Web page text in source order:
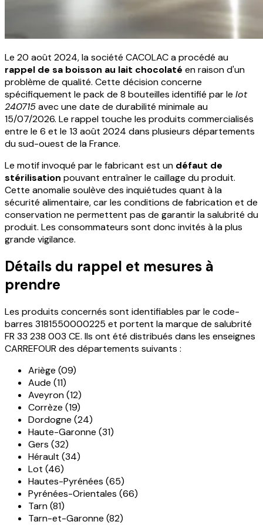
Le 20 août 2024, la société CACOLAC a procédé au
rappel de sa boisson au lait chocolaté en raison d'un
problème de qualité. Cette décision concerne
spécifiquement le pack de 8 bouteilles identifié par le lot
240715avec une date de durabilité minimale au
15/07/2026. Le rappel touche les produits commercialisés
entre le 6 et le 13 août 2024 dans plusieurs départements
du sud-ouest de la France.
Le motif invoqué par le fabricant est un défaut de
stérilisation pouvant entraîner le caillage du produit.
Cette anomalie soulève des inquiétudes quant à la
sécurité alimentaire, car les conditions de fabrication et de
conservation ne permettent pas de garantir la salubrité du
produit. Les consommateurs sont donc invités à la plus
grande vigilance.
Détails du rappel et mesures à
prendre
Les produits concernés sont identifiables par le code-
barres 3181550000225 et portent la marque de salubrité
FR 33 238 003 CE. Ils ont été distribués dans les enseignes
CARREFOUR des départements suivants :
Ariège (09)
Aude (11)
Aveyron (12)
Corrèze (19)
Dordogne (24)
Haute-Garonne (31)
Gers (32)
Hérault (34)
Lot (46)
Hautes-Pyrénées (65)
Pyrénées-Orientales (66)
Tarn (81)
Tarn-et-Garonne (82)